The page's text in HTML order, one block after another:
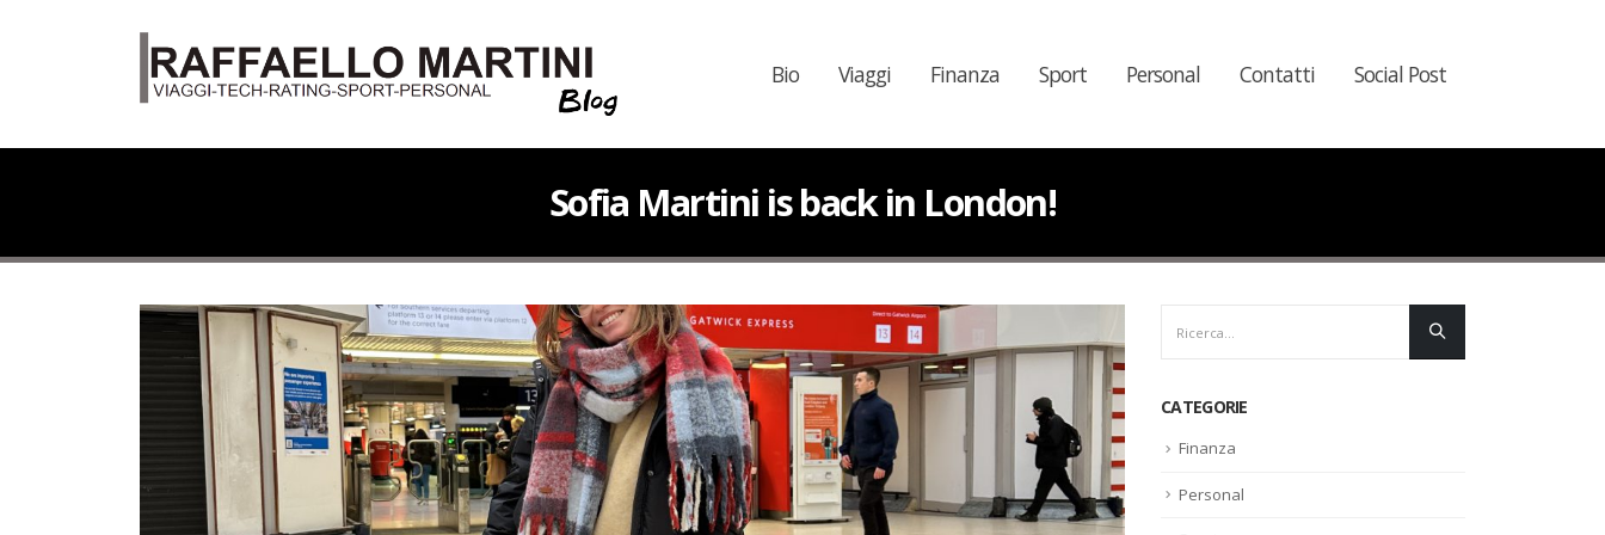
Bio Viaggi Finanza Sport Personal Contatti Social Post
Sofia Martini is back in London!
CATEGORIE
Finanza
Personal